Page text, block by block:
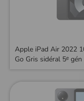
Apple iPad Air 2022
Go Gris sidéral 5ᵉ gén